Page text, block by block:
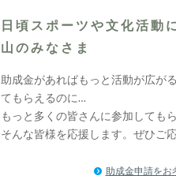
日頃スポーツや文化活動
山のみなさま
助成金があればもっと活動が広が
てもらえるのに…
もっと多くの皆さんに参加しても
そんな皆様を応援します。ぜひご
助成金申請をお